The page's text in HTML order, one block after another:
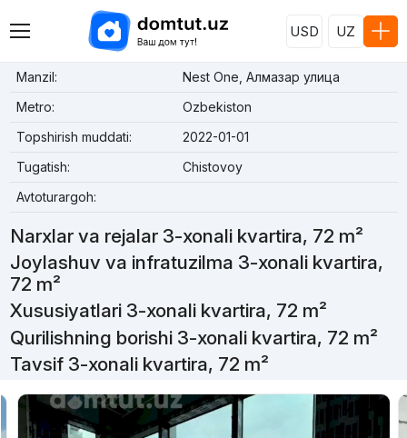
USD UZ
Manzil:
Nest One, Алмазар улица
Metro:
Ozbekiston
Topshirish muddati:
2022-01-01
Tugatish:
Chistovoy
Avtoturargoh:
Narxlar va rejalar 3-xonali kvartira, 72 m²
Joylashuv va infratuzilma 3-xonali kvartira,
72 m²
Xususiyatlari 3-xonali kvartira, 72 m²
Qurilishning borishi 3-xonali kvartira, 72 m²
Tavsif 3-xonali kvartira, 72 m²